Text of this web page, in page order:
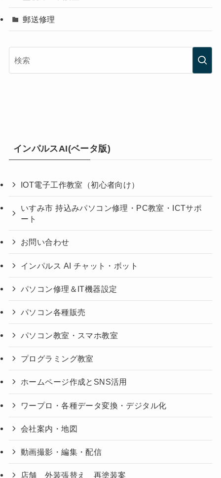
郵送修理
インパルスAI(ベータ版)
IOT電子工作教室（初心者向け）
いすみ市 持込みパソコン修理・PC教室・ICTサポ
ート
お問い合わせ
インパルス AI チャット・ボット
パソコン修理＆IT機器設定
パソコン各種販売
パソコン教室・スマホ教室
プログラミング教室
ホームページ作成とSNS活用
ワープロ・各種データ変換・デジタル化
会社案内・地図
動画撮影・編集・配信
店舗 外装張替え 再塗装案